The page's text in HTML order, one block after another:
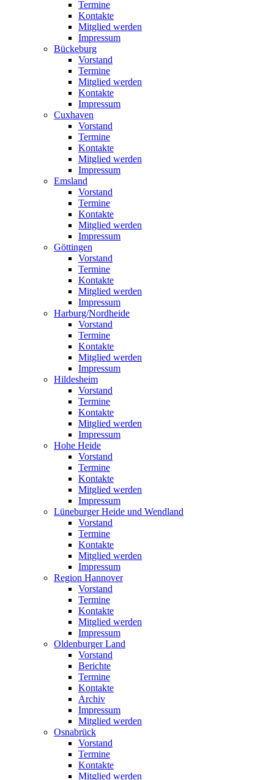
Termine
Kontakte
Mitglied werden
Impressum
Bückeburg
Vorstand
Termine
Mitglied werden
Kontakte
Impressum
Cuxhaven
Vorstand
Termine
Kontakte
Mitglied werden
Impressum
Emsland
Vorstand
Termine
Kontakte
Mitglied werden
Impressum
Göttingen
Vorstand
Termine
Kontakte
Mitglied werden
Impressum
Harburg/Nordheide
Vorstand
Termine
Kontakte
Mitglied werden
Impressum
Hildesheim
Vorstand
Termine
Kontakte
Mitglied werden
Impressum
Hohe Heide
Vorstand
Termine
Kontakte
Mitglied werden
Impressum
Lüneburger Heide und Wendland
Vorstand
Termine
Kontakte
Mitglied werden
Impressum
Region Hannover
Vorstand
Termine
Kontakte
Mitglied werden
Impressum
Oldenburger Land
Vorstand
Berichte
Termine
Kontakte
Archiv
Impressum
Mitglied werden
Osnabrück
Vorstand
Termine
Kontakte
Mitglied werden